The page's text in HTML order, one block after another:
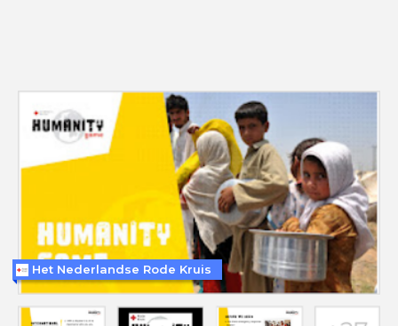
Het Nederlandse Rode Kruis